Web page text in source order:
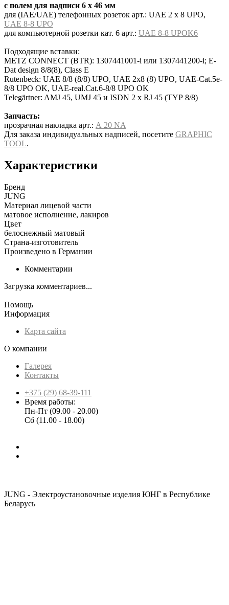
с полем для надписи 6 x 46 мм
для (IAE/UAE) телефонных розеток арт.: UAE 2 x 8 UPO,
UAE 8-8 UPO
для компьютерной розетки кат. 6 арт.: UAE 8-8 UPOK6
Подходящие вставки:
METZ CONNECT (BTR): 1307441001-i или 1307441200-i; E-
Dat design 8/8(8), Class E
Rutenbeck: UAE 8/8 (8/8) UPO, UAE 2x8 (8) UPO, UAE-Cat.5e-
8/8 UPO OK, UAE-real.Cat.6-8/8 UPO OK
Telegärtner: AMJ 45, UMJ 45 и ISDN 2 x RJ 45 (TYP 8/8)
Запчасть:
прозрачная накладка арт.: A 20 NA
Для заказа индивидуальных надписей, посетите GRAPHIC
TOOL.
Характеристики
Бренд
JUNG
Материал лицевой части
матовое исполнение, лакиров
Цвет
белоснежный матовый
Страна-изготовитель
Произведено в Германии
Комментарии
Загрузка комментариев...
Помощь
Информация
Карта сайта
О компании
Галерея
Контакты
+375 (29) 68-39-111
Время работы:
Пн-Пт (09.00 - 20.00)
Сб (11.00 - 18.00)
JUNG - Электроустановочные изделия ЮНГ в Республике
Беларусь